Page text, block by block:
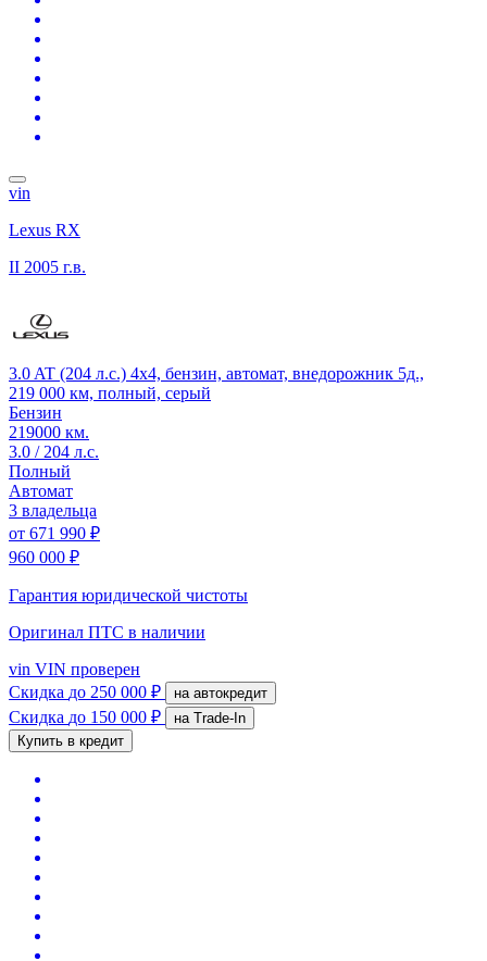
vin
Lexus RX
II 2005 г.в.
3.0 AT (204 л.с.) 4x4, бензин, автомат, внедорожник 5д.,
219 000 км, полный, серый
Бензин
219000 км.
3.0 / 204 л.с.
Полный
Автомат
3 владельца
от 671 990 ₽
960 000 ₽
Гарантия юридической чистоты
Оригинал ПТС в наличии
vin VIN проверен
Скидка до 250 000 ₽ на автокредит
Скидка до 150 000 ₽
на Trade-In
Купить в кредит